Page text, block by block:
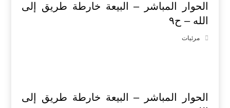
الحوار المباشر – البيعة خارطة طريق إلى
الله – ح٩
مرئيات
الحوار المباشر – البيعة خارطة طريق إلى